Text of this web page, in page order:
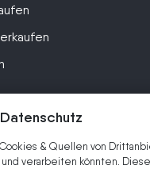
& Quellen von
verarbeiten könnten.
und Erfahrungen zu
dein Motorrad